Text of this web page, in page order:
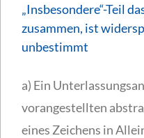
„Insbesondere“-Teil
zusammen, ist
unbestimmt
a) Ein
vorangestellten
eines Zeichens in